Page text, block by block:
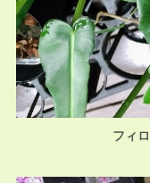
フィ